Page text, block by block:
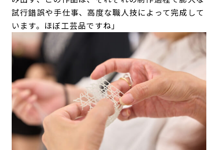
試行錯誤や手仕事、高度な職人技によって完成して
います。ほぼ工芸品ですね」